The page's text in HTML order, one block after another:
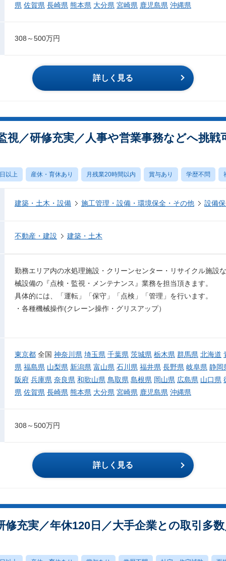
県 佐賀県 長崎県 熊本県 大分県 宮崎県 鹿児島県 沖縄県
308～500万円
詳しく見る
視／研修充実／人事や営業事務などへ挑戦
以上 産休・育休あり 月残業20時間以内 賞与あり 学歴不問
建築・土木・設備 施工管理・設備・環境保全・その他 設備
不動産・建設 建築・土木
勤務エリア内の水処理施設・クリーンセンター・リサイクル施設
械設備の『点検・監視・メンテナンス』業務を担当頂きます。
具体的には、「運転」「保守」「点検」「管理」を行います。
・各種機械操作(クレーン操作・グリスアップ）
東京都 全国 神奈川県 埼玉県 千葉県 茨城県 栃木県 群馬県 北海道
県 福島県 山梨県 新潟県 富山県 石川県 福井県 長野県 岐阜県 静岡
阪府 兵庫県 奈良県 和歌山県 鳥取県 島根県 岡山県 広島県 山口県
県 佐賀県 長崎県 熊本県 大分県 宮崎県 鹿児島県 沖縄県
308～500万円
詳しく見る
修充実／年休120日／大手企業との取引多